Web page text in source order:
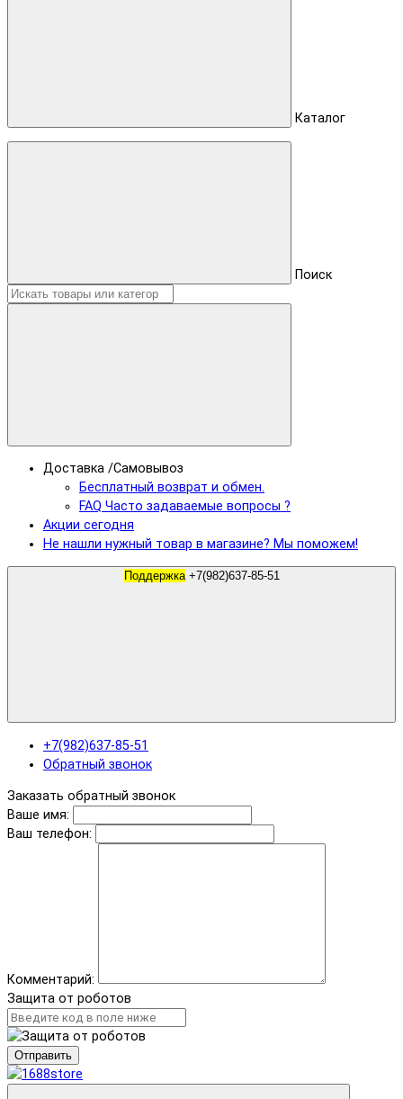
Каталог
Поиск
Доставка /Самовывоз
Бесплатный возврат и обмен.
FAQ Часто задаваемые вопросы ?
Акции сегодня
Не нашли нужный товар в магазине? Мы поможем!
Поддержка +7(982)637-85-51
+7(982)637-85-51
Обратный звонок
Заказать обратный звонок
Ваше имя:
Ваш телефон:
Комментарий:
Защита от роботов
Отправить